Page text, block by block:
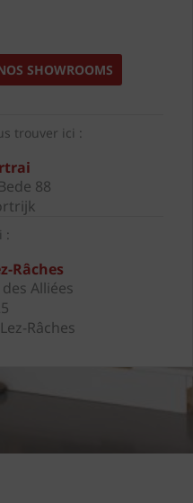
SHOWROOMS
trouver ici :
88
:
Râches
Alliées
Râches